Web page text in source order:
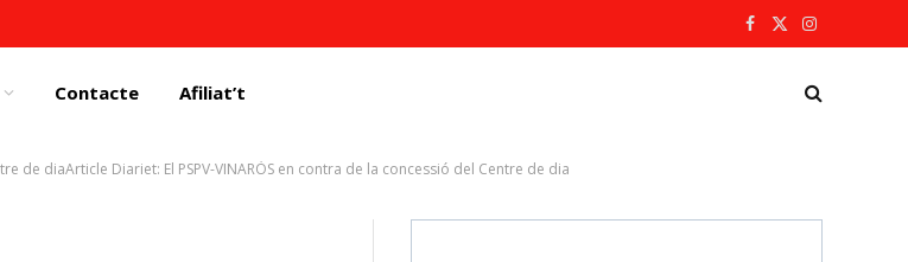
Facebook
X
Instagram
Contacte Afiliat’t
de diaArticle Diariet: El PSPV-VINARÒS en contra de la concessió del Centre de dia